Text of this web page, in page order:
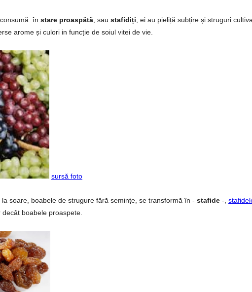
consumă în stare proaspătă , sau stafidiți , ei au pieliță subțire și struguri
arome și culori in funcție de soiul vitei de vie.
sursă foto
soare, boabele de strugure fără semințe, se transformă în - stafide -,
decât boabele proaspete.